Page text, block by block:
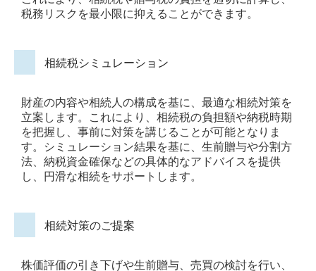
税務リスクを最小限に抑えることができます。
相続税シミュレーション
財産の内容や相続人の構成を基に、最適な相続対策を
立案します。これにより、相続税の負担額や納税時期
を把握し、事前に対策を講じることが可能となりま
す。シミュレーション結果を基に、生前贈与や分割方
法、納税資金確保などの具体的なアドバイスを提供
し、円滑な相続をサポートします。
相続対策のご提案
株価評価の引き下げや生前贈与、売買の検討を行い、